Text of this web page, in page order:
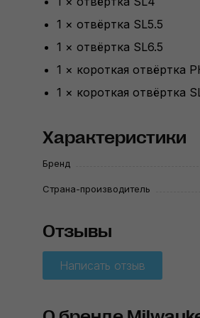
1 × отвёртка SL5.5
1 × отвёртка SL6.5
1 × короткая отвёртка
1 × короткая отвёртка
Характеристики
Бренд
Страна-производитель
Отзывы
Написать отзыв